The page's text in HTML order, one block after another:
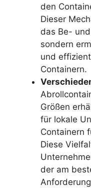
den
Dieser
das Be-
sondern
und
Containern.
Größen
für lokale
Containern
Diese
der am